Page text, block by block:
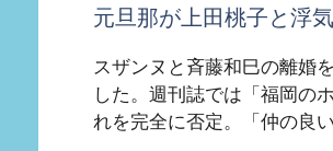
元旦那が上田桃子と浮
スザンヌと斉藤和巳の離婚
した。週刊誌では「福岡の
れを完全に否定。「仲の良